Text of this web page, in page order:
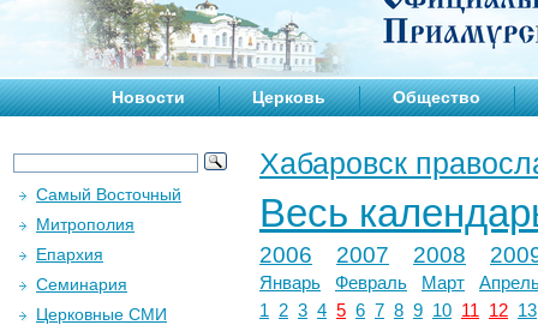
Новости Церковь Общество
Хабаровск
Весь
2006 2007 2008
Январь Февраль Март
1
2 3 4 5 6 7 8 9 10 11 12 13
Самый Восточный
Митрополия
Епархия
Семинария
Церковные СМИ